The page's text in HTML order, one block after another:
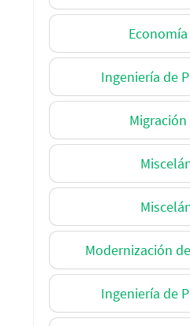
Ingeniería de
Modernización
Ingeniería de